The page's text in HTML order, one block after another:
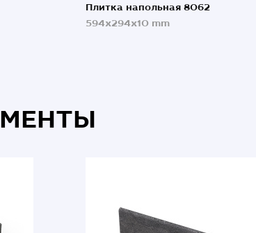
Плитка напольная 8062
594x294x10 mm